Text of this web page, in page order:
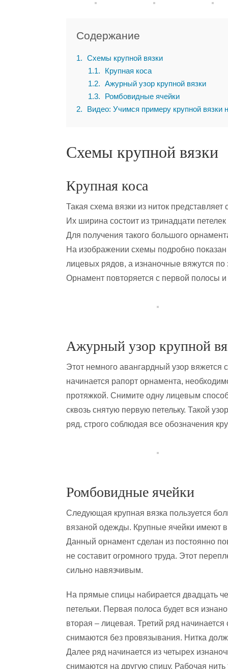
Содержание
1
Схемы крупной вязки
1.1
Крупная коса
1.2
Ажурный узор крупной вязки
1.3
Ромбовидные ячейки
2
Видео: Учимся примеру крупной вязки
Схемы крупной вязки
Крупная коса
Такая схема вязки из ниток
Их ширина состоит из тринадцати
Для получения такого большого
На изображении схемы подробно
лицевых рядов, а изнаночные вяжутся
Орнамент повторяется с первой полосы
Ажурный узор крупной
Этот немного авангардный узор
начинается рапорт орнамента,
протяжкой. Снимите одну лицевым
сквозь снятую первую петельку. Такой
ряд, строго соблюдая все обозначения
Ромбовидные ячейки
Следующая крупная вязка пользуется
вязаной одежды. Крупные ячейки имеют
Данный орнамент сделан из постоянно
не составит огромного труда. Этот
сильно навязчивым.
На прямые спицы набирается двадцать
петельки. Первая полоса будет вся
вторая – лицевая. Третий ряд
снимаются без провязывания. Нитка
Далее ряд начинается из четырех
снимаются на другую спицу. Рабочая